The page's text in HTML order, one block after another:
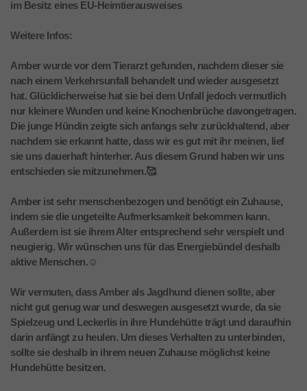
im Besitz eines EU-Heimtierausweises
Weitere Infos:
Amber wurde vor dem Tierarzt gefunden, nachdem dieser sie
nach einem Verkehrsunfall behandelt und wieder ausgesetzt
hat. Glücklicherweise hat sie bei dem Unfall jedoch vermutlich
nur kleinere Wunden und keine Knochenbrüche davongetragen.
Die junge Hündin zeigte sich anfangs sehr zurückhaltend, aber
nachdem sie erkannt hatte, dass wir es gut mit ihr meinen, lief
sie uns dauerhaft hinterher. Aus diesem Grund haben wir uns
entschieden sie mitzunehmen.🥰
Amber ist sehr menschenbezogen und benötigt ein Zuhause,
indem sie die ungeteilte Aufmerksamkeit bekommen kann.
Außerdem ist sie ihrem Alter entsprechend sehr verspielt und
neugierig. Wir wünschen uns für das Energiebündel deshalb
aktive Menschen.☺️
Wir vermuten, dass Amber als Jagdhund dienen sollte, aber
nicht gut genug war und deswegen ausgesetzt wurde, da sie
Spielzeug und Leckerlis in ihre Hundehütte trägt und daraufhin
darin anfängt zu heulen. Um dieses Verhalten zu unterbinden,
sollte sie deshalb in ihrem neuen Zuhause möglichst keine
Hundehütte besitzen.